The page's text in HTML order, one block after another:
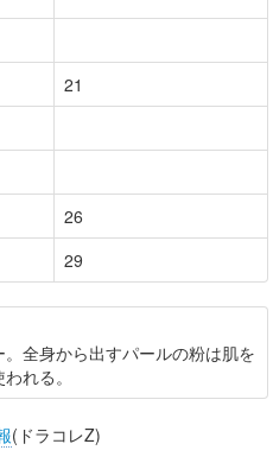
21
26
29
全身から出すパールの粉は肌を
れる。
(ドラコレZ)